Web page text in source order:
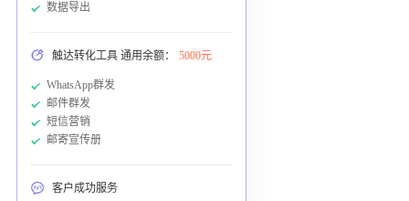
数据导出
触达转化工具 通用余额： 5000元
WhatsApp群发
邮件群发
短信营销
邮寄宣传册
客户成功服务